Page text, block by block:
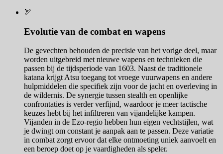
🏹
Evolutie van de combat en wapens
De gevechten behouden de precisie van het vorige deel, maar
worden uitgebreid met nieuwe wapens en technieken die
passen bij de tijdsperiode van 1603. Naast de traditionele
katana krijgt Atsu toegang tot vroege vuurwapens en andere
hulpmiddelen die specifiek zijn voor de jacht en overleving in
de wildernis. De synergie tussen stealth en openlijke
confrontaties is verder verfijnd, waardoor je meer tactische
keuzes hebt bij het infiltreren van vijandelijke kampen.
Vijanden in de Ezo-regio hebben hun eigen vechtstijlen, wat
je dwingt om constant je aanpak aan te passen. Deze variatie
in combat zorgt ervoor dat elke ontmoeting uniek aanvoelt en
een beroep doet op je vaardigheden als speler.